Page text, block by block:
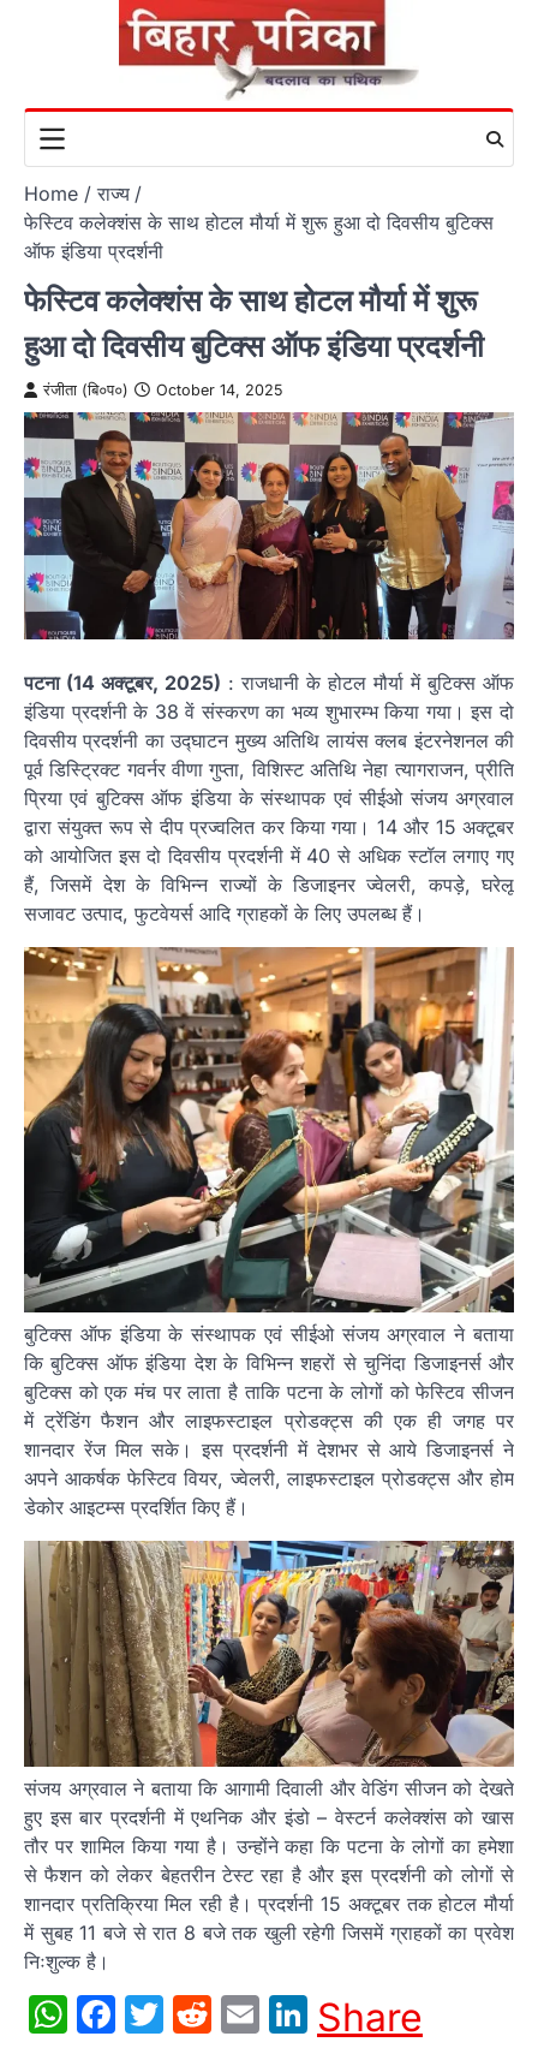
Home
राज्य
फेस्टिव कलेक्शंस के साथ होटल मौर्या में शुरू हुआ दो दिवसीय बुटिक्स
ऑफ इंडिया प्रदर्शनी
फेस्टिव कलेक्शंस के साथ होटल मौर्या में शुरू
हुआ दो दिवसीय बुटिक्स ऑफ इंडिया प्रदर्शनी
रंजीता (बि०प०) October 14, 2025
पटना (14 अक्टूबर, 2025) : राजधानी के होटल मौर्या में बुटिक्स ऑफ
इंडिया प्रदर्शनी के 38 वें संस्करण का भव्य शुभारम्भ किया गया। इस दो
दिवसीय प्रदर्शनी का उद्घाटन मुख्य अतिथि लायंस क्लब इंटरनेशनल की
पूर्व डिस्ट्रिक्ट गवर्नर वीणा गुप्ता, विशिस्ट अतिथि नेहा त्यागराजन, प्रीति
प्रिया एवं बुटिक्स ऑफ इंडिया के संस्थापक एवं सीईओ संजय अग्रवाल
द्वारा संयुक्त रूप से दीप प्रज्वलित कर किया गया। 14 और 15 अक्टूबर
को आयोजित इस दो दिवसीय प्रदर्शनी में 40 से अधिक स्टॉल लगाए गए
हैं, जिसमें देश के विभिन्न राज्यों के डिजाइनर ज्वेलरी, कपड़े, घरेलू
सजावट उत्पाद, फुटवेयर्स आदि ग्राहकों के लिए उपलब्ध हैं।
बुटिक्स ऑफ इंडिया के संस्थापक एवं सीईओ संजय अग्रवाल ने बताया
कि बुटिक्स ऑफ इंडिया देश के विभिन्न शहरों से चुनिंदा डिजाइनर्स और
बुटिक्स को एक मंच पर लाता है ताकि पटना के लोगों को फेस्टिव सीजन
में ट्रेंडिंग फैशन और लाइफस्टाइल प्रोडक्ट्स की एक ही जगह पर
शानदार रेंज मिल सके। इस प्रदर्शनी में देशभर से आये डिजाइनर्स ने
अपने आकर्षक फेस्टिव वियर, ज्वेलरी, लाइफस्टाइल प्रोडक्ट्स और होम
डेकोर आइटम्स प्रदर्शित किए हैं।
संजय अग्रवाल ने बताया कि आगामी दिवाली और वेडिंग सीजन को देखते
हुए इस बार प्रदर्शनी में एथनिक और इंडो – वेस्टर्न कलेक्शंस को खास
तौर पर शामिल किया गया है। उन्होंने कहा कि पटना के लोगों का हमेशा
से फैशन को लेकर बेहतरीन टेस्ट रहा है और इस प्रदर्शनी को लोगों से
शानदार प्रतिक्रिया मिल रही है। प्रदर्शनी 15 अक्टूबर तक होटल मौर्या
में सुबह 11 बजे से रात 8 बजे तक खुली रहेगी जिसमें ग्राहकों का प्रवेश
निःशुल्क है।
WhatsApp
Facebook
Twitter
Reddit
EmailLinkedIn
Share